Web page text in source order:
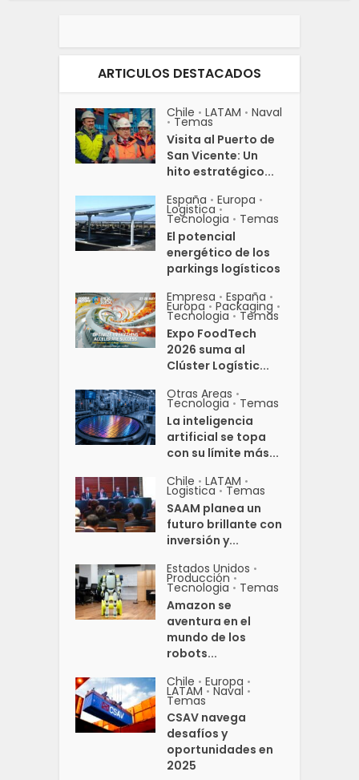
ARTICULOS DESTACADOS
Chile • LATAM • Naval
• Temas
Visita al Puerto de
San Vicente: Un
hito estratégico...
España • Europa •
Logistica •
Tecnologia • Temas
El potencial
energético de los
parkings logísticos
Empresa • España •
Europa • Packaging •
Tecnologia • Temas
Expo FoodTech
2026 suma al
Clúster Logístic...
Otras Areas •
Tecnologia • Temas
La inteligencia
artificial se topa
con su límite más...
Chile • LATAM •
Logistica • Temas
SAAM planea un
futuro brillante con
inversión y...
Estados Unidos •
Producción •
Tecnologia • Temas
Amazon se
aventura en el
mundo de los
robots...
Chile • Europa •
LATAM • Naval •
Temas
CSAV navega
desafíos y
oportunidades en
2025